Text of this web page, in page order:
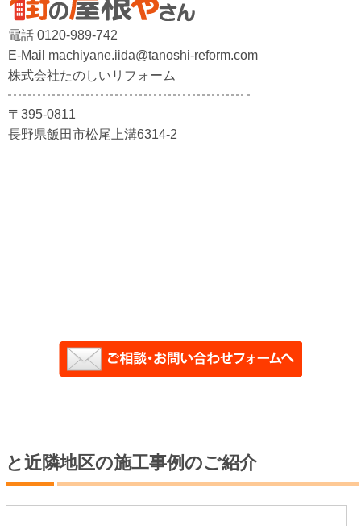
電話 0120-989-742
E-Mail machiyane.iida@tanoshi-reform.com
株式会社たのしいリフォーム
〒395-0811
長野県飯田市松尾上溝6314-2
と近隣地区の施工事例のご紹介